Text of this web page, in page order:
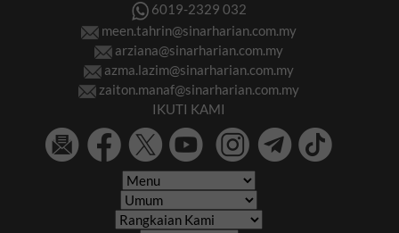
6019-2329 032
meen.tahrin@sinarharian.com.my
arziana@sinarharian.com.my
azma.lazim@sinarharian.com.my
zaiton.manaf@sinarharian.com.my
IKUTI KAMI